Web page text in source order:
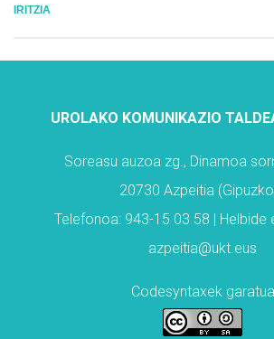
IRITZIA
UROLAKO KOMUNIKAZIO
Soreasu auzoa zg., Dinamoa
20730 Azpeitia
Telefonoa: 943-15 03 58 | Helbide
azpeitia@ukt.eus
Codesyntaxek garatua